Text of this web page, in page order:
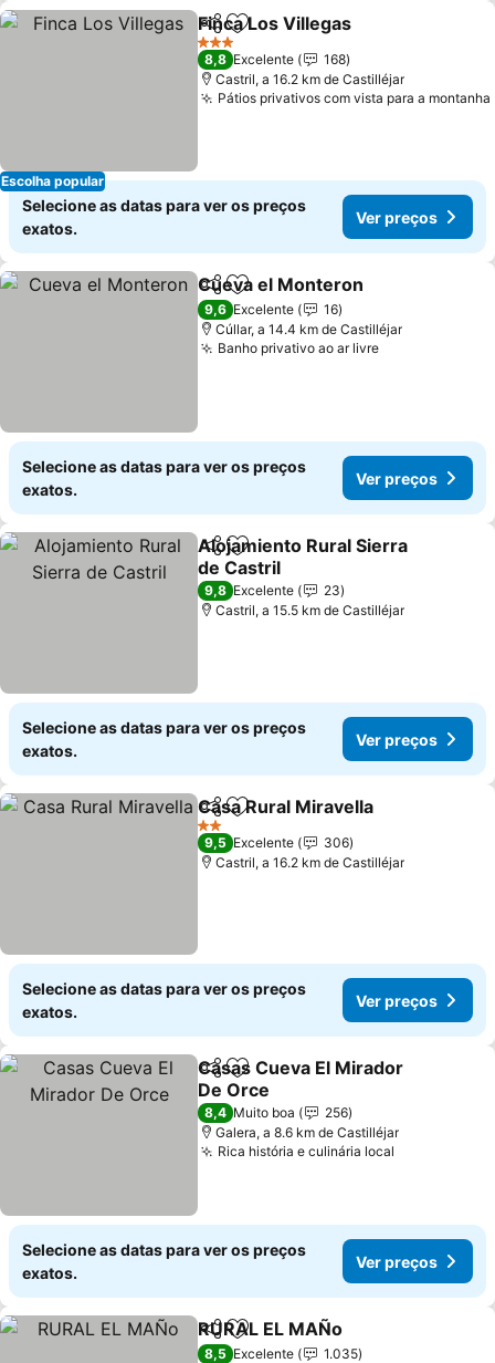
Escolha popular
PartilharAdicionar aos favoritos
Finca Los Villegas
3 Estrelas
8,8 Excelente
168
Castril, a 16.2 km de Castilléjar
Pátios privativos com vista para a montanha
Selecione as datas para ver os preços
exatos.
Ver preços
PartilharAdicionar aos favoritos
Cueva el Monteron
9,6 Excelente
16
Cúllar, a 14.4 km de Castilléjar
Banho privativo ao ar livre
Selecione as datas para ver os preços
exatos.
Ver preços
PartilharAdicionar aos favoritos
Alojamiento Rural Sierra
de Castril
9,8 Excelente
23
Castril, a 15.5 km de Castilléjar
Selecione as datas para ver os preços
exatos.
Ver preços
PartilharAdicionar aos favoritos
Casa Rural Miravella
2 Estrelas
9,5 Excelente
306
Castril, a 16.2 km de Castilléjar
Selecione as datas para ver os preços
exatos.
Ver preços
PartilharAdicionar aos favoritos
Casas Cueva El Mirador
De Orce
8,4 Muito boa
256
Galera, a 8.6 km de Castilléjar
Rica história e culinária local
Selecione as datas para ver os preços
exatos.
Ver preços
PartilharAdicionar aos favoritos
RURAL EL MAÑo
8,5 Excelente
1.035